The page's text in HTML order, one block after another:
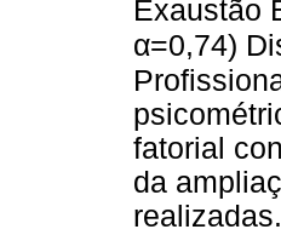
Exaustão
α=0,74)
fatorial
da
realizadas.